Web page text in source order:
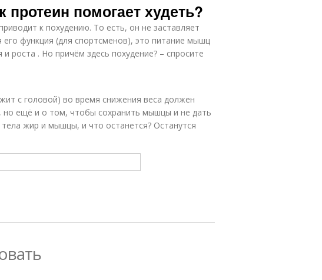
протеин помогает худеть?
к похудению. То есть, он не заставляет
его функция (для спортсменов), это питание мышц
роста . Но причём здесь похудение? – спросите
с головой) во время снижения веса должен
но ещё и о том, чтобы сохранить мышцы и не дать
жир и мышцы, и что останется? Останутся